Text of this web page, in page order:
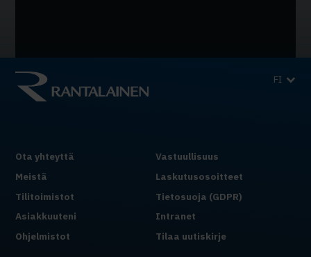
FI
Ota yhteyttä
Meistä
Tilitoimistot
Asiakkuuteni
Ohjelmistot
Vastuullisuus
Laskutusosoitteet
Tietosuoja (GDPR)
Intranet
Tilaa uutiskirje